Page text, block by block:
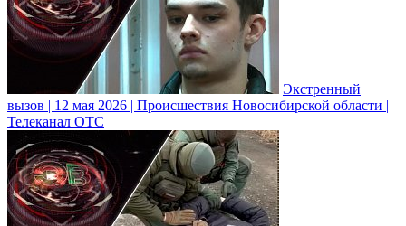
Экстренный
вызов | 12 мая 2026 | Происшествия Новосибирской области |
Телеканал ОТС